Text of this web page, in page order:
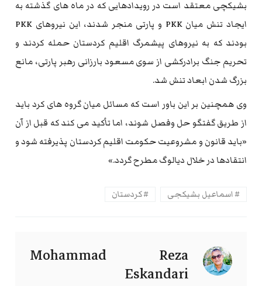
بشیکچی معتقد است در رویدادهایی که در ماه های گذشته به
ایجاد تنش میان PKK و پارتی منجر شدند، این نیروهای PKK
بودند که به نیروهای پیشمرگ اقلیم کردستان حمله کردند و
تحریم جنگ برادرکشی از سوی مسعود بارزانی رهبر پارتی، مانع
بزرگ شدن ابعاد تنش شد.
وی همچنین بر این باور است که مسائل میان گروه های کرد باید
از طریق گفتگو حل وفصل شوند، اما تأکید می کند که قبل از آن
«باید قانون و مشروعیت حکومت اقلیم کردستان پذیرفته شود و
انتقادها در خلال دیالوگ مطرح گردد.»
اسماعیل بشیکجی کردستان
Mohammad Reza
Eskandari